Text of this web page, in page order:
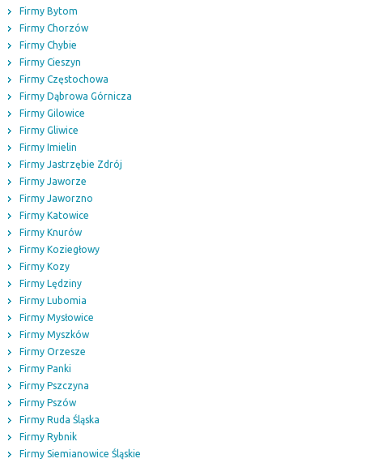
Firmy Bytom
Firmy Chorzów
Firmy Chybie
Firmy Cieszyn
Firmy Częstochowa
Firmy Dąbrowa Górnicza
Firmy Gilowice
Firmy Gliwice
Firmy Imielin
Firmy Jastrzębie Zdrój
Firmy Jaworze
Firmy Jaworzno
Firmy Katowice
Firmy Knurów
Firmy Koziegłowy
Firmy Kozy
Firmy Lędziny
Firmy Lubomia
Firmy Mysłowice
Firmy Myszków
Firmy Orzesze
Firmy Panki
Firmy Pszczyna
Firmy Pszów
Firmy Ruda Śląska
Firmy Rybnik
Firmy Siemianowice Śląskie